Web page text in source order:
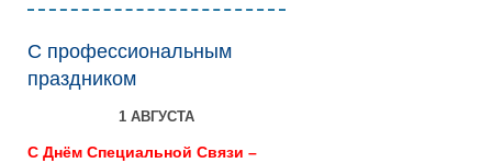
С профессиональным
праздником
1 АВГУСТА
С Днём Специальной Связи –